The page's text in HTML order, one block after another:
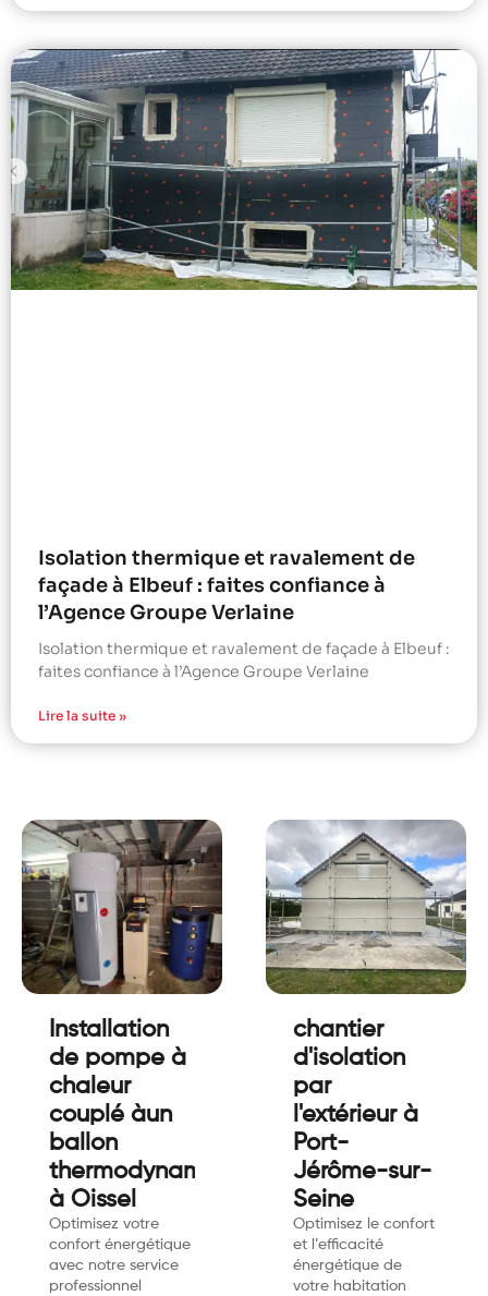
Isolation thermique et ravalement de
façade à Elbeuf : faites confiance à
l’Agence Groupe Verlaine
Isolation thermique et ravalement de façade à Elbeuf :
faites confiance à l’Agence Groupe Verlaine
Lire la suite »
Installation
de pompe à
chaleur
couplé àun
ballon
thermodynamique
à Oissel
Optimisez votre
confort énergétique
avec notre service
professionnel
chantier
d'isolation
par
l'extérieur à
Port-
Jérôme-sur-
Seine
Optimisez le confort
et l’efficacité
énergétique de
votre habitation